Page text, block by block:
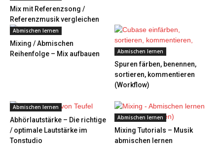
Mix mit Referenzsong /
Referenzmusik vergleichen
Abmischen lernen
Mixing / Abmischen
Reihenfolge – Mix aufbauen
Abmischen lernen
Spuren färben, benennen,
sortieren, kommentieren
(Workflow)
Abmischen lernen
Abhörlautstärke – Die richtige
/ optimale Lautstärke im
Tonstudio
Abmischen lernen
Mixing Tutorials – Musik
abmischen lernen